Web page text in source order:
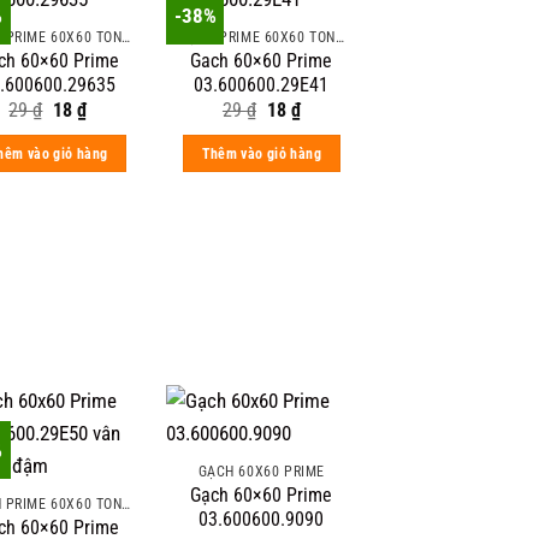
GẠCH PRIME 60X60 TÔNG MÀU ĐẬM VÂN ĐÁ
60×60 Prime
29₫ Original
price
was:
29 ₫.
18₫Current
price
is:
18 ₫.
vào giỏ hàng
-38%
GẠCH PRIME 60X60 TÔNG MÀU ĐẬM VÂN ĐÁ
Gach 60×60 Prime
03.600600.29E41
29₫ Original
price
was:
29 ₫.
18 ₫Current
price
is:
18 ₫.
Thêm vào giỏ hàng
GẠCH PRIME 60X60 TÔNG MÀU ĐẬM VÂN ĐÁ
60×60 Prime
GẠCH 60X60 PRIME
Gạch 60×60 Prime
03.600600.9090